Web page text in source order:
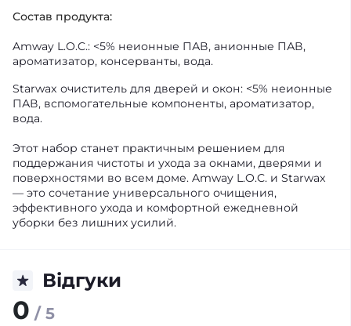
Состав продукта:
Amway L.O.C.: <5% неионные ПАВ, анионные ПАВ,
ароматизатор, консерванты, вода.
Starwax очиститель для дверей и окон: <5% неионные
ПАВ, вспомогательные компоненты, ароматизатор,
вода.
Этот набор станет практичным решением для
поддержания чистоты и ухода за окнами, дверями и
поверхностями во всем доме. Amway L.O.C. и Starwax
— это сочетание универсального очищения,
эффективного ухода и комфортной ежедневной
уборки без лишних усилий.
Відгуки
0 / 5